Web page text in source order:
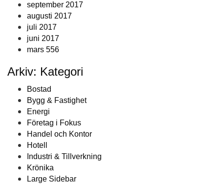
september 2017
augusti 2017
juli 2017
juni 2017
mars 556
Arkiv: Kategori
Bostad
Bygg & Fastighet
Energi
Företag i Fokus
Handel och Kontor
Hotell
Industri & Tillverkning
Krönika
Large Sidebar